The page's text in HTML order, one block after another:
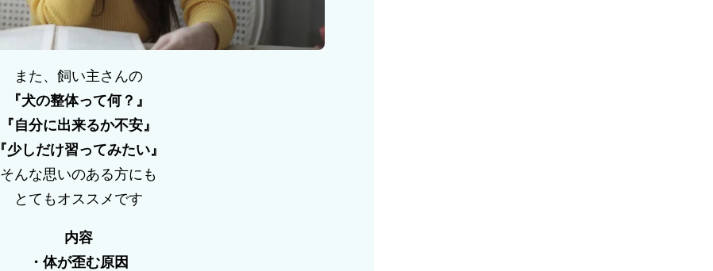
また、飼い主さんの
『犬の整体って何？』
『自分に出来るか不安』
『少しだけ習ってみたい』
そんな思いのある方にも
とてもオススメです
内容
・体が歪む原因